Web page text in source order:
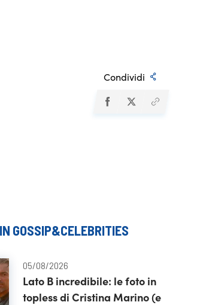
Condividi
GOSSIP&CELEBRITIES
05/08/2026
Lato B incredibile: le foto in
topless di Cristina Marino (e